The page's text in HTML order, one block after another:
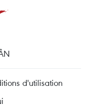
d'utilisation